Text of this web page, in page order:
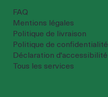
FAQ
Mentions légales
Politique de livraison
Politique de confidentialité
Déclaration d'accessibilité
Tous les services